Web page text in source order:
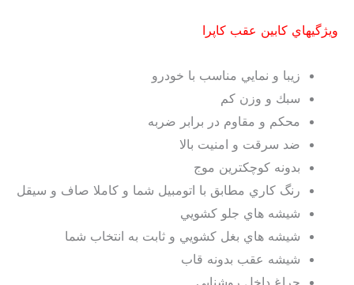
ويژگيهاي كابين عقب كاپرا
زيبا و نمايي مناسب با خودرو
سبك و وزن كم
محكم و مقاوم در برابر ضربه
ضد سرقت و امنيت بالا
بدونه كوچكترين موج
رنگ كاري مطابق با اتومبيل شما و كاملا صاف و سيقل
شيشه هاي جلو كشويي
شيشه هاي بغل كشويي و ثابت به انتخاب شما
شيشه عقب بدونه قاب